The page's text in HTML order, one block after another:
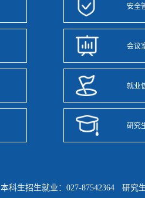
安全
会议
就业
研究
本科生招生就业：027-87542364 研究